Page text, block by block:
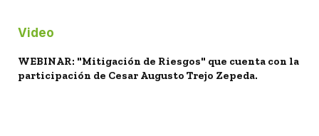
Video
WEBINAR: "Mitigación de Riesgos" que cuenta con la
participación de Cesar Augusto Trejo Zepeda.